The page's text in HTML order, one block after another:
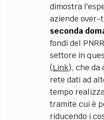
dimostra
aziende over-
seconda
fondi del
settore in
(Link), che da
rete dati ad
tempo
tramite cui è
riducendo i